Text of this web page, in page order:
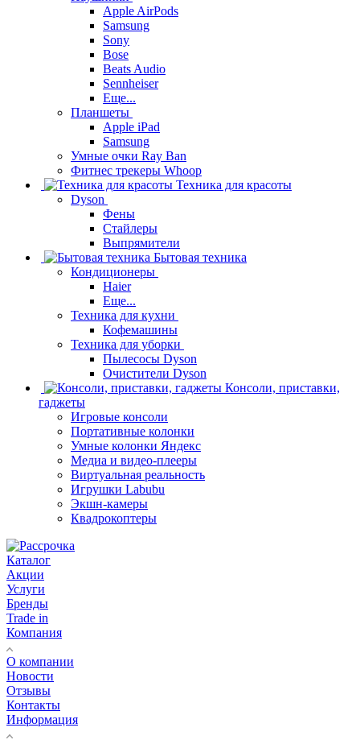
Apple AirPods
Samsung
Sony
Bose
Beats Audio
Sennheiser
Еще...
Планшеты
Apple iPad
Samsung
Умные очки Ray Ban
Фитнес трекеры Whoop
Техника для красоты
Dyson
Фены
Стайлеры
Выпрямители
Бытовая техника
Кондиционеры
Haier
Еще...
Техника для кухни
Кофемашины
Техника для уборки
Пылесосы Dyson
Очистители Dyson
Консоли, приставки,
гаджеты
Игровые консоли
Портативные колонки
Умные колонки Яндекс
Медиа и видео-плееры
Виртуальная реальность
Игрушки Labubu
Экшн-камеры
Квадрокоптеры
Каталог
Акции
Услуги
Бренды
Trade in
Компания
О компании
Новости
Отзывы
Контакты
Информация